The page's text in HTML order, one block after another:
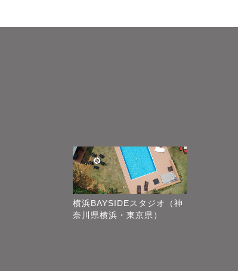
横浜BAYSIDEスタジオ（神
奈川県横浜・東京県）